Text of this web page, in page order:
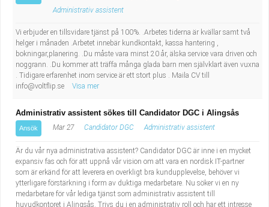
Administrativ assistent
Vi erbjuder en tillsvidare tjänst på 100%. .Arbetes tiderna är kvällar samt två
helger i månaden .Arbetet innebär kundkontakt, kassa hantering ,
bokningar,planering. .Du måste vara minst 20 år, älska service vara driven och
noggrann. .Du kommer att träffa många glada barn men självklart även vuxna
. Tidigare erfarenhet inom service är ett stort plus . Maila CV till
info@voltflip.se
Visa mer
Administrativ assistent sökes till Candidator DGC i Alingsås
Ansök Mar 27 Candidator DGC Administrativ assistent
Är du vår nya administrativa assistent? Candidator DGC är inne i en mycket
expansiv fas och för att uppnå vår vision om att vara en nordisk IT-partner
som är erkänd för att leverera en overkligt bra kundupplevelse, behöver vi
ytterligare förstärkning i form av duktiga medarbetare. Nu söker vi en ny
medarbetare för vår lediga tjänst som administrativ assistent till
huvudkontoret i Alingsås. Trivs du i en administrativ roll och har ett intresse